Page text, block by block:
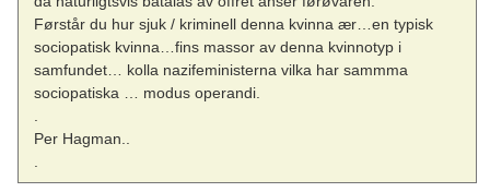
Førstår du hur sjuk / kriminell denna kvinna ær…en typisk
sociopatisk kvinna…fins massor av denna kvinnotyp i
samfundet… kolla nazifeministerna vilka har sammma
sociopatiska … modus operandi.
.
Per Hagman..
.